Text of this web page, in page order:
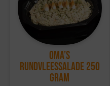
Voor overige producten
dagen, waarbij de
Voor meer informatie,
klantenservicepagina
Oma’s
Rundvleessalade 250
gram